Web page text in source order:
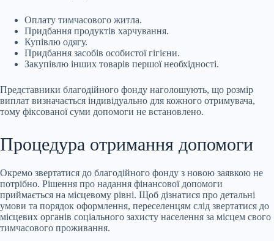
Оплату тимчасового житла.
Придбання продуктів харчування.
Купівлю одягу.
Придбання засобів особистої гігієни.
Закупівлю інших товарів першої необхідності.
Представники благодійного фонду наголошують, що розмір
виплат визначається індивідуально для кожного отримувача,
тому фіксованої суми допомоги не встановлено.
Процедура отримання допомоги
Окремо звертатися до благодійного фонду з новою заявкою не
потрібно. Рішення про надання фінансової допомоги
приймається на місцевому рівні. Щоб дізнатися про детальні
умови та порядок оформлення, переселенцям слід звертатися до
місцевих органів соціального захисту населення за місцем свого
тимчасового проживання.